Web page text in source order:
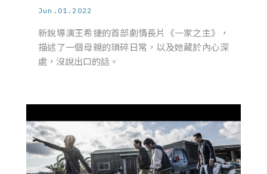
Jun.01.2022
新銳導演王希捷的首部劇情長片《一家之主》，
描述了一個母親的瑣碎日常，以及她藏於內心深
處，沒說出口的話。